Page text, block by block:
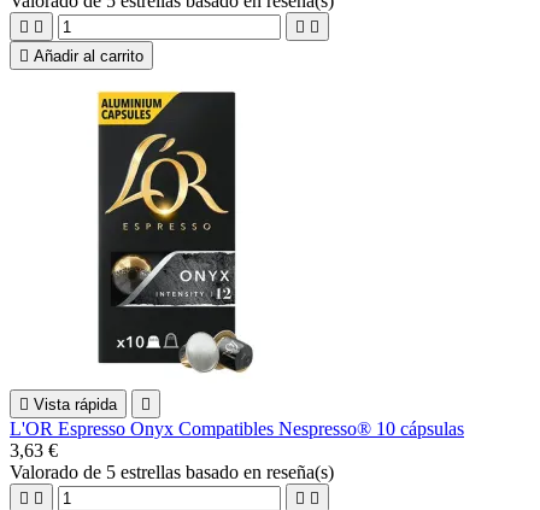
   
 Añadir al carrito
 Vista rápida 
L'OR Espresso Onyx Compatibles Nespresso® 10 cápsulas
3,63 €
Valorado de 5 estrellas basado en reseña(s)
   